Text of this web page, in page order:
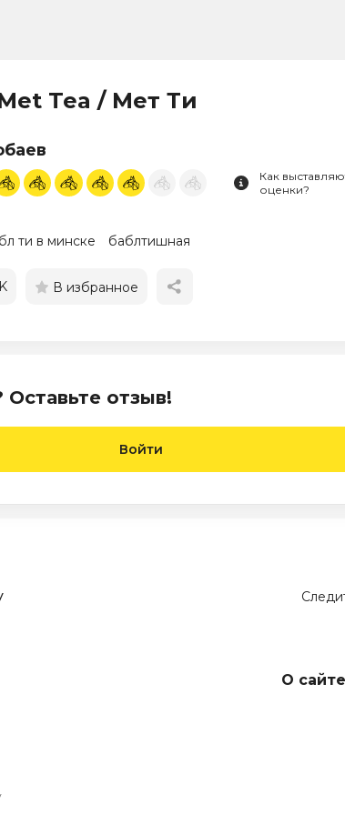
Tea / Мет Ти
Как
оценки?
ти в минске баблтишная
В избранное
Оставьте отзыв!
Войти
О сайте